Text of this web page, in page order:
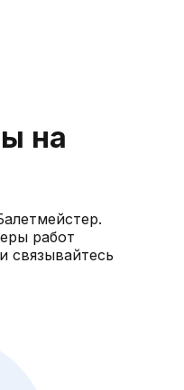
на
работ
связывайтесь